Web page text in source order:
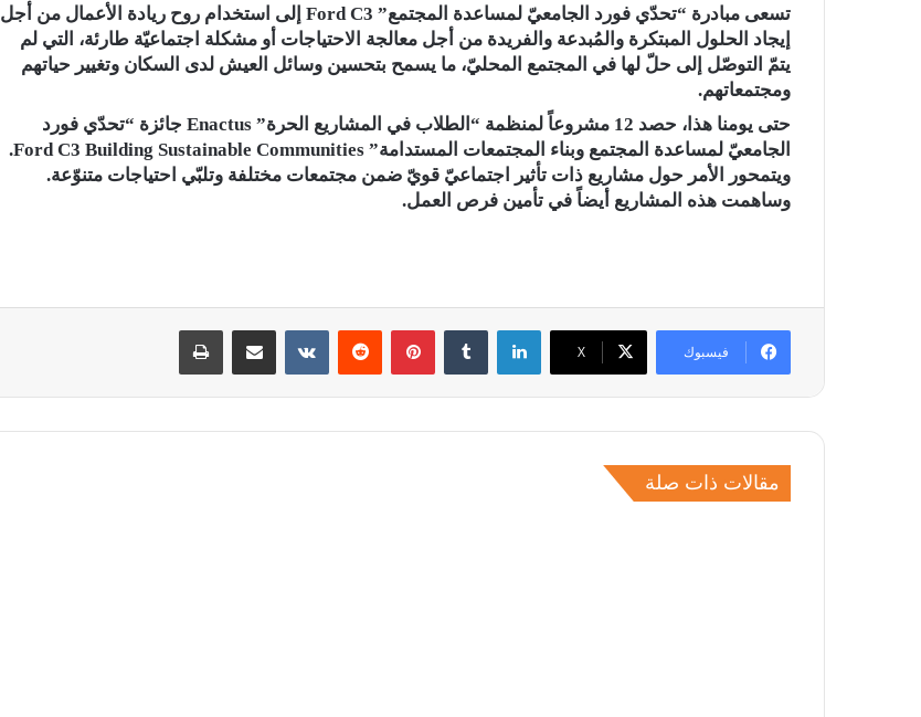
تسعى مبادرة “تحدّي فورد الجامعيّ لمساعدة المجتمع” Ford C3 إلى استخدام روح ريادة الأعمال من أجل
إيجاد الحلول المبتكرة والمُبدعة والفريدة من أجل معالجة الاحتياجات أو مشكلة اجتماعيّة طارئة، التي لم
يتمّ التوصّل إلى حلّ لها في المجتمع المحليّ، ما يسمح بتحسين وسائل العيش لدى السكان وتغيير حياتهم
ومجتمعاتهم.
حتى يومنا هذا، حصد 12 مشروعاً لمنظمة “الطلاب في المشاريع الحرة” Enactus جائزة “تحدّي فورد
الجامعيّ لمساعدة المجتمع وبناء المجتمعات المستدامة” Ford C3 Building Sustainable Communities.
ويتمحور الأمر حول مشاريع ذات تأثير اجتماعيّ قويّ ضمن مجتمعات مختلفة وتلبّي احتياجات متنوّعة.
وساهمت هذه المشاريع أيضاً في تأمين فرص العمل.
فيسبوك ‫X
لينكدإن بينتيريست مشاركة عبر البريد طباعة
مقالات ذات صلة